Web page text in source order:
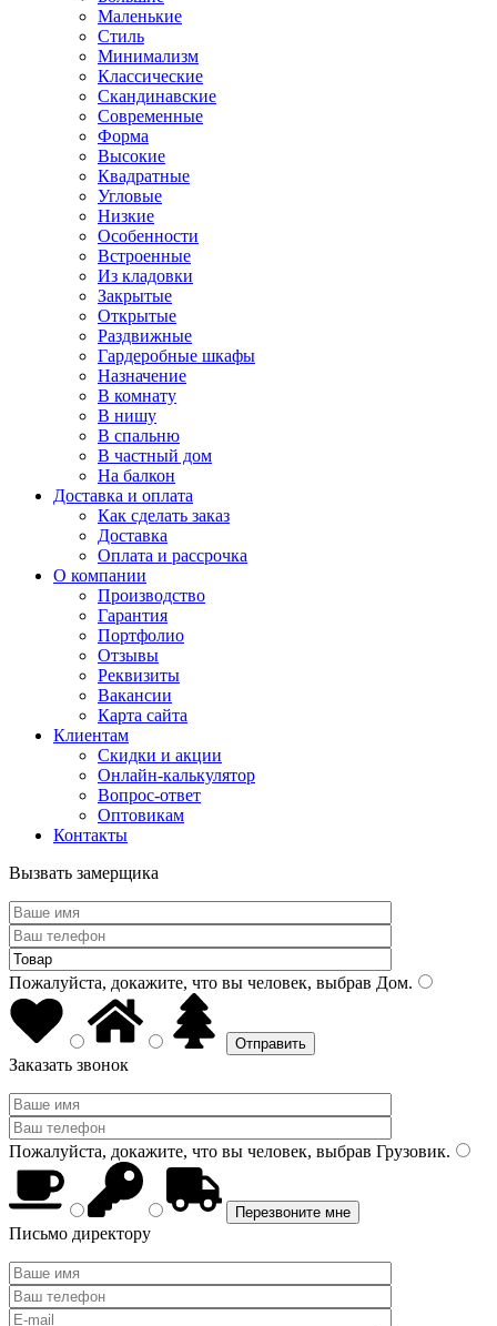
Маленькие
Стиль
Минимализм
Классические
Скандинавские
Современные
Форма
Высокие
Квадратные
Угловые
Низкие
Особенности
Встроенные
Из кладовки
Закрытые
Открытые
Раздвижные
Гардеробные шкафы
Назначение
В комнату
В нишу
В спальню
В частный дом
На балкон
Доставка и оплата
Как сделать заказ
Доставка
Оплата и рассрочка
О компании
Производство
Гарантия
Портфолио
Отзывы
Реквизиты
Вакансии
Карта сайта
Клиентам
Скидки и акции
Онлайн-калькулятор
Вопрос-ответ
Оптовикам
Контакты
Вызвать замерщика
Пожалуйста, докажите, что вы человек, выбрав Дом.
Заказать звонок
Пожалуйста, докажите, что вы человек, выбрав Грузовик.
Письмо директору